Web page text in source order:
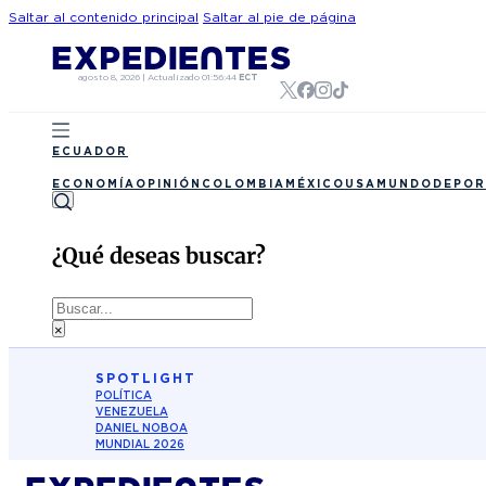
Saltar al contenido principal Saltar al pie de página
agosto 8, 2026 | Actualizado 01:56:44 ECT
ECUADOR
ECONOMÍA OPINIÓN COLOMBIA MÉXICO USA MUNDO
¿Qué deseas buscar?
Buscar
×
SPOTLIGHT
POLÍTICA
VENEZUELA
DANIEL NOBOA
MUNDIAL 2026